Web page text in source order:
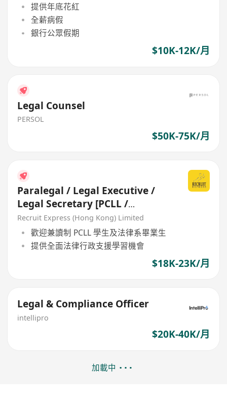
提供年底花紅
全薪病假
銀行公眾假期
$10K-12K/月
Legal Counsel
PERSOL
$50K-75K/月
Paralegal / Legal Executive /
Legal Secretary [PCLL /
Freshgrad Welcome]
Recruit Express (Hong Kong) Limited
歡迎兼讀制 PCLL 學生及法律系畢業生
提供全面法律行政支援學習機會
$18K-23K/月
Legal & Compliance Officer
intellipro
$20K-40K/月
加載中